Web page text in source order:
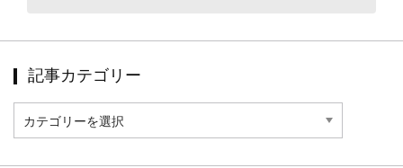
記事カテゴリー
事
カ